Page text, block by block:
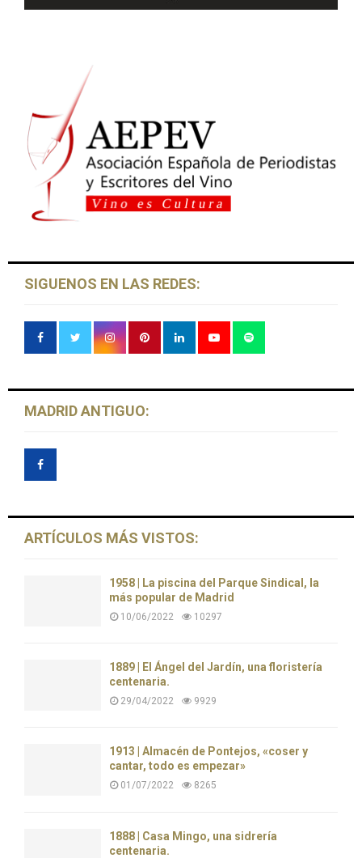
SIGUENOS EN LAS REDES:
MADRID ANTIGUO:
ARTÍCULOS MÁS VISTOS:
1958 | La piscina del Parque Sindical, la
más popular de Madrid
10/06/2022 10297
1889 | El Ángel del Jardín, una floristería
centenaria.
29/04/2022 9929
1913 | Almacén de Pontejos, «coser y
cantar, todo es empezar»
01/07/2022 8265
1888 | Casa Mingo, una sidrería
centenaria.